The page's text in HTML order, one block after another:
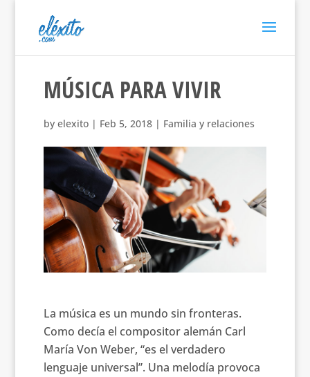
MÚSICA PARA VIVIR
by elexito| Feb 5, 2018| Familia y relaciones
La música es un mundo sin fronteras.
Como decía el compositor alemán Carl
María Von Weber, “es el verdadero
lenguaje universal”. Una melodía provoca